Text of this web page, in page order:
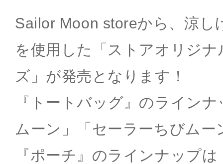
Sailor Moon storeから、涼し
を使用した「ストアオリジ
ズ」が発売となります！
『トートバッグ』のライン
ムーン」「セーラーちびムー
『ポーチ』のラインナップ